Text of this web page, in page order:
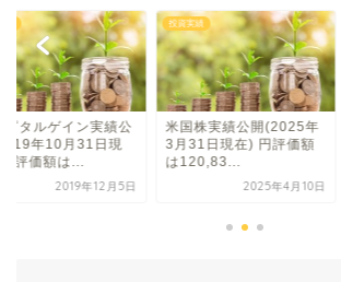
ピタルゲイン実績公
年10月31日現
評価額は...
2019年12月5日
投資実績
米国株実績公開(2025年
3月31日現在) 円評価額
は120,83...
2025年4月10日